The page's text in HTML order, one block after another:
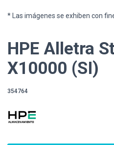
* Las imágenes se exhiben con
HPE Alletra
X10000 (SI)
354764